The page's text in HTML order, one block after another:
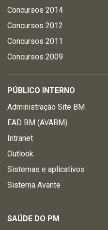
Concursos 2014
Concursos 2012
Concursos 2011
Concursos 2009
PÚBLICO INTERNO
Administração Site BM
EAD BM (AVABM)
Intranet
Outlook
Sistemas e aplicativos
Sistema Avante
SAÚDE DO PM